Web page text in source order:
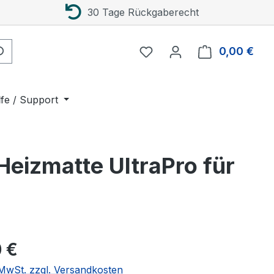
30 Tage Rückgaberecht
0,00 €
/ Support
UltraPro für
€
zzgl. Versandkosten